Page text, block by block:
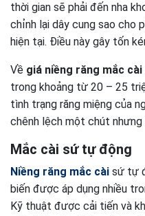
thời gian sẽ phải đến nha
chỉnh lại dây cung sao cho
hiện tại. Điều này gây tốn
Về giá niềng răng mắc cài
trong khoảng từ 20 – 25
tình trạng răng miệng của
chênh lệch một chút nhưng
Mắc cài sứ tự động
Niềng răng mắc cài sứ tự
biến được áp dụng nhiều
Kỹ thuật được cải tiến và